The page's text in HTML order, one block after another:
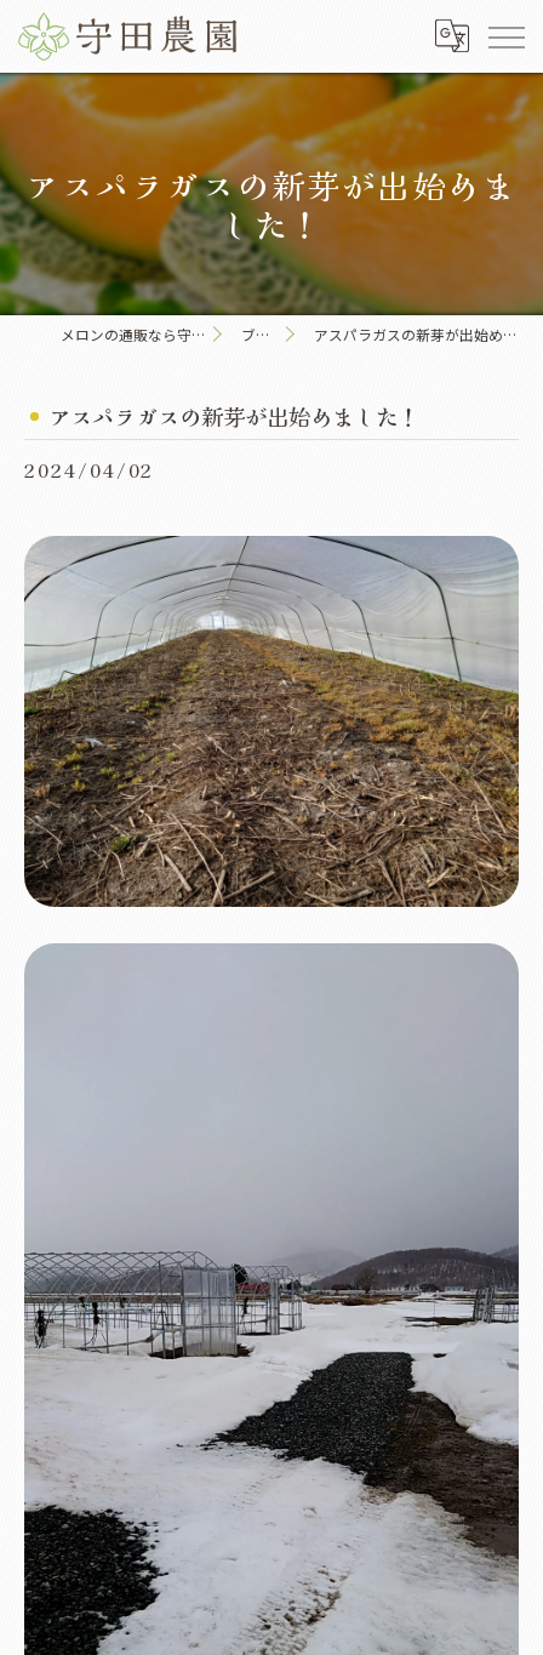
アスパラガスの新芽が出始めま
した！
メロンの通販なら守田農園 ブログ アスパラガスの新芽が出始めました！
アスパラガスの新芽が出始めました！
2024/04/02